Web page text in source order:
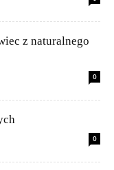
z naturalnego
0
0